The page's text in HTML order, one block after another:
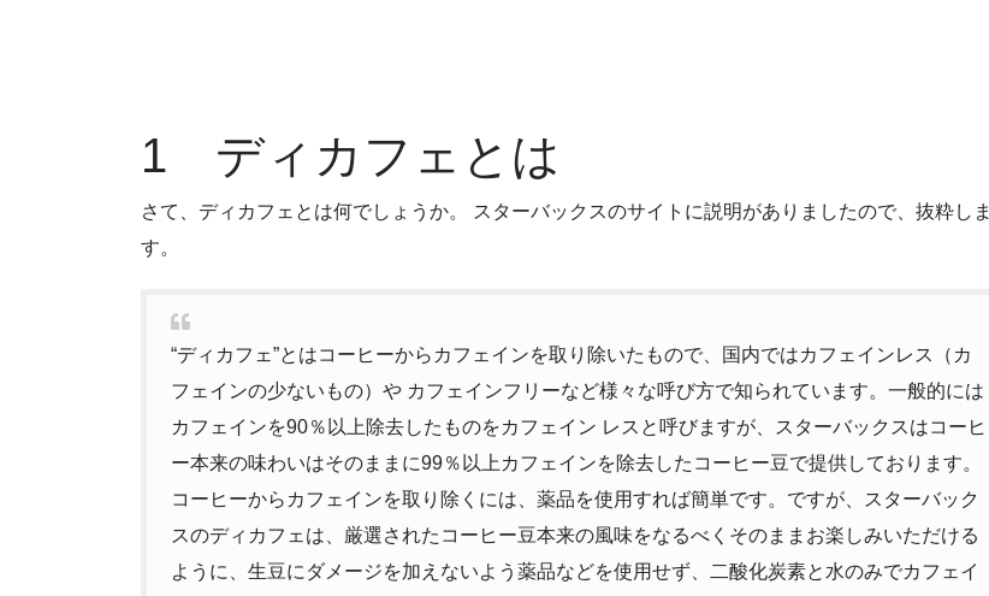
1 ディカフェとは
さて、ディカフェとは何でしょうか。 スターバックスのサイトに説明がありましたので、抜粋しま
す。
“ディカフェ”とはコーヒーからカフェインを取り除いたもので、国内ではカフェインレス（カ
フェインの少ないもの）や カフェインフリーなど様々な呼び方で知られています。一般的には
カフェインを90％以上除去したものをカフェイン レスと呼びますが、スターバックスはコーヒ
ー本来の味わいはそのままに99％以上カフェインを除去したコーヒー豆で提供しております。
コーヒーからカフェインを取り除くには、薬品を使用すれば簡単です。ですが、スターバック
スのディカフェは、厳選されたコーヒー豆本来の風味をなるべくそのままお楽しみいただける
ように、生豆にダメージを加えないよう薬品などを使用せず、二酸化炭素と水のみでカフェイ